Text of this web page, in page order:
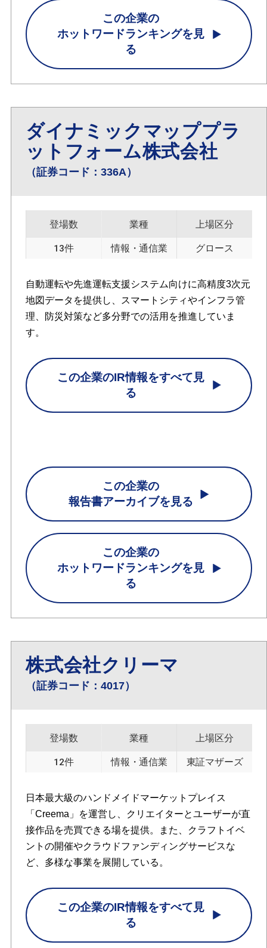
この企業の
ホットワードランキングを見
る
ダイナミックマッププラ
ットフォーム株式会社
（証券コード：336A）
登場数
13件
業種
情報・通信業
上場区分
グロース
自動運転や先進運転支援システム向けに高精度3次元
地図データを提供し、スマートシティやインフラ管
理、防災対策など多分野での活用を推進していま
す。
この企業のIR情報をすべて見
る
この企業の
報告書アーカイブを見る
この企業の
ホットワードランキングを見
る
株式会社クリーマ
（証券コード：4017）
登場数
12件
業種
情報・通信業
上場区分
東証マザーズ
日本最大級のハンドメイドマーケットプレイス
「Creema」を運営し、クリエイターとユーザーが直
接作品を売買できる場を提供。また、クラフトイベ
ントの開催やクラウドファンディングサービスな
ど、多様な事業を展開している。
この企業のIR情報をすべて見
る